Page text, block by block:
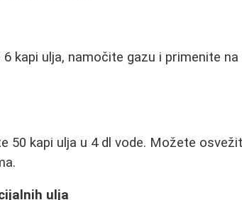
kapi ulja, namočite gazu i primenite
50 kapi ulja u 4 dl vode. Možete
ulja